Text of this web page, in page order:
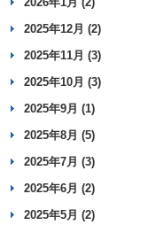
2025年12月 (2)
2025年11月 (3)
2025年10月 (3)
2025年9月 (1)
2025年8月 (5)
2025年7月 (3)
2025年6月 (2)
2025年5月 (2)